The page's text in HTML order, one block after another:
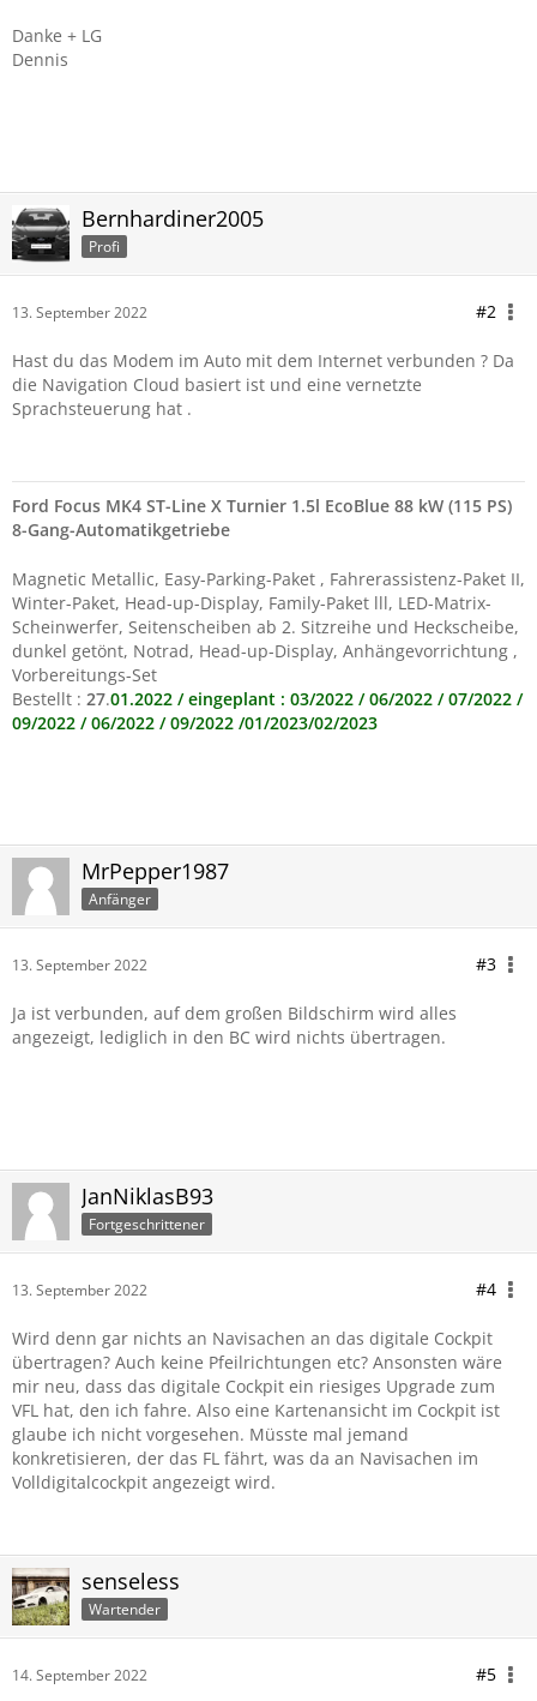
Danke + LG
Dennis
Bernhardiner2005
Profi
13. September 2022 #2
Hast du das Modem im Auto mit dem Internet verbunden ? Da
die Navigation Cloud basiert ist und eine vernetzte
Sprachsteuerung hat .
Ford Focus MK4 ST-Line X Turnier 1.5l EcoBlue 88 kW (115 PS)
8-Gang-Automatikgetriebe
Magnetic Metallic, Easy-Parking-Paket , Fahrerassistenz-Paket II,
Winter-Paket, Head-up-Display, Family-Paket lll, LED-Matrix-
Scheinwerfer, Seitenscheiben ab 2. Sitzreihe und Heckscheibe,
dunkel getönt, Notrad, Head-up-Display, Anhängevorrichtung ,
Vorbereitungs-Set
Bestellt : 27.01.2022 / eingeplant : 03/2022 / 06/2022 / 07/2022 /
09/2022 / 06/2022 / 09/2022 /01/2023/02/2023
MrPepper1987
Anfänger
13. September 2022 #3
Ja ist verbunden, auf dem großen Bildschirm wird alles
angezeigt, lediglich in den BC wird nichts übertragen.
JanNiklasB93
Fortgeschrittener
13. September 2022 #4
Wird denn gar nichts an Navisachen an das digitale Cockpit
übertragen? Auch keine Pfeilrichtungen etc? Ansonsten wäre
mir neu, dass das digitale Cockpit ein riesiges Upgrade zum
VFL hat, den ich fahre. Also eine Kartenansicht im Cockpit ist
glaube ich nicht vorgesehen. Müsste mal jemand
konkretisieren, der das FL fährt, was da an Navisachen im
Volldigitalcockpit angezeigt wird.
senseless
Wartender
14. September 2022 #5